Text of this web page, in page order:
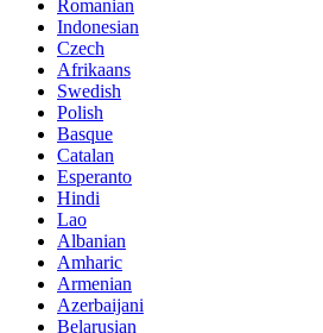
Romanian
Indonesian
Czech
Afrikaans
Swedish
Polish
Basque
Catalan
Esperanto
Hindi
Lao
Albanian
Amharic
Armenian
Azerbaijani
Belarusian